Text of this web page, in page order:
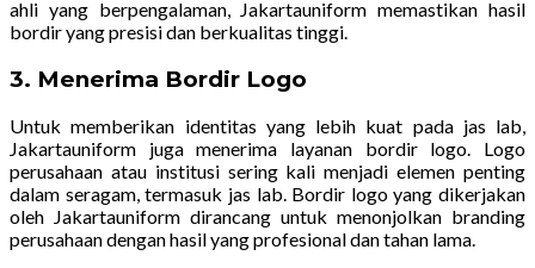
ahli yang berpengalaman, Jakartauniform memastikan hasil
bordir yang presisi dan berkualitas tinggi.
3. Menerima Bordir Logo
Untuk memberikan identitas yang lebih kuat pada jas lab,
Jakartauniform juga menerima layanan bordir logo. Logo
perusahaan atau institusi sering kali menjadi elemen penting
dalam seragam, termasuk jas lab. Bordir logo yang dikerjakan
oleh Jakartauniform dirancang untuk menonjolkan branding
perusahaan dengan hasil yang profesional dan tahan lama.